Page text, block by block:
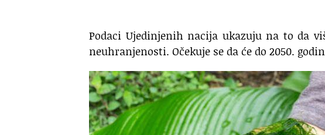
Podaci Ujedinjenih nacija ukazuju na to da
neuhranjenosti. Očekuje se da će do 2050.